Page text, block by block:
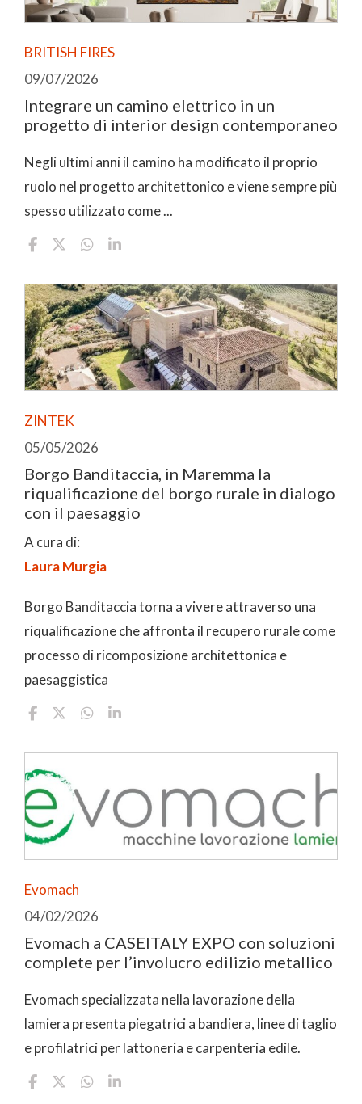
BRITISH FIRES
09/07/2026
Integrare un camino elettrico in un
progetto di interior design contemporaneo
Negli ultimi anni il camino ha modificato il proprio
ruolo nel progetto architettonico e viene sempre più
spesso utilizzato come ...
ZINTEK
05/05/2026
Borgo Banditaccia, in Maremma la
riqualificazione del borgo rurale in dialogo
con il paesaggio
A cura di:
Laura Murgia
Borgo Banditaccia torna a vivere attraverso una
riqualificazione che affronta il recupero rurale come
processo di ricomposizione architettonica e
paesaggistica
Evomach
04/02/2026
Evomach a CASEITALY EXPO con soluzioni
complete per l’involucro edilizio metallico
Evomach specializzata nella lavorazione della
lamiera presenta piegatrici a bandiera, linee di taglio
e profilatrici per lattoneria e carpenteria edile.